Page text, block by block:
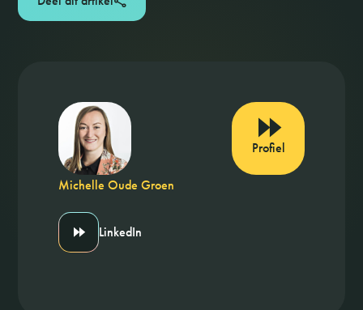
Michelle Oude Groen
LinkedIn
Profiel